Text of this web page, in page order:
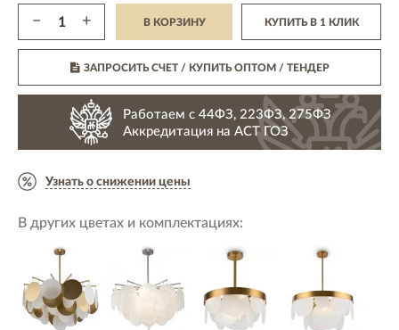
− + В КОРЗИНУ КУПИТЬ В 1 КЛИК
ЗАПРОСИТЬ СЧЕТ / КУПИТЬ ОПТОМ/ ТЕНДЕР
Работаем с 44ФЗ, 223ФЗ, 275ФЗ
Аккредитация на АСТ ГОЗ
Узнать о снижении цены
В других цветах и комплектациях: